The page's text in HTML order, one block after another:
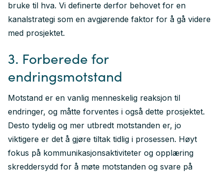
bruke til hva. Vi definerte derfor behovet for en
kanalstrategi som en avgjørende faktor for å gå videre
med prosjektet.
3. Forberede for
endringsmotstand
Motstand er en vanlig menneskelig reaksjon til
endringer, og måtte forventes i også dette prosjektet.
Desto tydelig og mer utbredt motstanden er, jo
viktigere er det å gjøre tiltak tidlig i prosessen. Høyt
fokus på kommunikasjonsaktiviteter og opplæring
skreddersydd for å møte motstanden og svare på